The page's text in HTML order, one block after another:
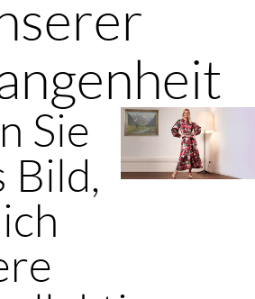
Sie
Bild,